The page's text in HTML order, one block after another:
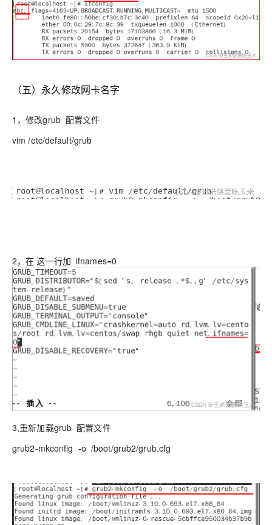
（五）永久修改网卡名字
1，修改grub 配置文件
vim /etc/default/grub
2，在 这一行加 ifnames=0
3,重新加载grub 配置文件
grub2-mkconfig -o /boot/grub2/grub.cfg